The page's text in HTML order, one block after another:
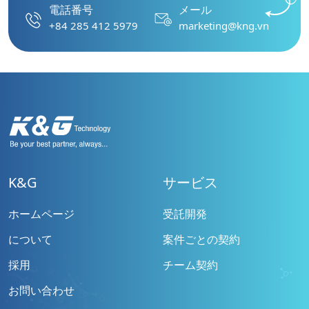
電話番号
+84 285 412 5979
メール
marketing@kng.vn
K&G
ホームページ
について
採用
お問い合わせ
サービス
受託開発
案件ごとの契約
チーム契約